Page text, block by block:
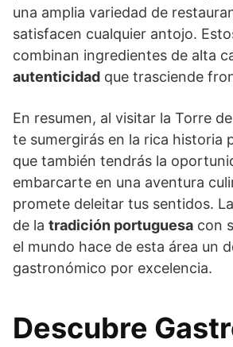
una amplia variedad de
satisfacen cualquier antojo.
combinan ingredientes de alta
autenticidad que trasciende
En resumen, al visitar la Torre
te sumergirás en la rica historia
que también tendrás la
embarcarte en una aventura
promete deleitar tus sentidos.
de la tradición portuguesa con
el mundo hace de esta área un
gastronómico por excelencia.
Descubre